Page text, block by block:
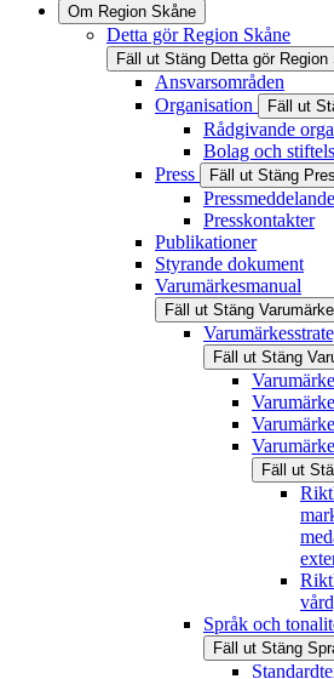
Om Region Skåne
Detta gör Region Skåne
Fäll ut Stäng Detta gör Region
Ansvarsområden
Organisation
Fäll ut
Rådgivande
Bolag och
Press
Fäll ut Stäng
Presskontakter
Publikationer
Styrande dokument
Varumärkesmanual
Fäll ut Stäng
Fäll ut Stäng
Fäll ut
Språk och
Fäll ut Stäng